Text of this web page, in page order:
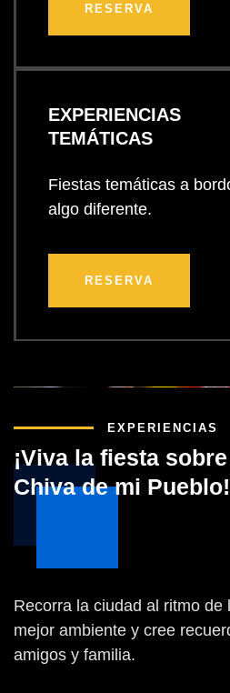
RESERVA
EXPERIENCIAS
TEMÁTICAS
Fiestas temáticas a
algo diferente.
RESERVA
EXPERIENCIAS
¡Viva la fiesta
Chiva de mi Pueblo!
Recorra la ciudad al ritmo de
mejor ambiente y cree
amigos y familia.